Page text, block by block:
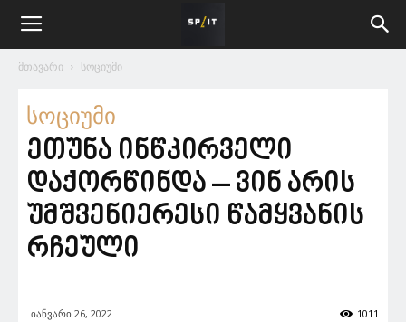
მთავარი სოციუმი
სოციუმი
ეთუნა ინწკირველი
დაქორწინდა – ვინ არის
უმშვენიერესი წამყვანის
რჩეული
იანვარი 26, 2022 1011